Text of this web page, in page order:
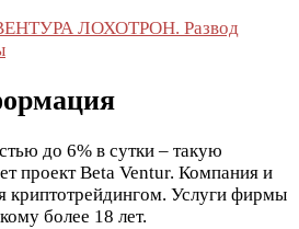
ЛОХОТРОН. Развод
до 6% в сутки – такую
проект Beta Ventur. Компания и
криптотрейдингом. Услуги фирмы
более 18 лет.